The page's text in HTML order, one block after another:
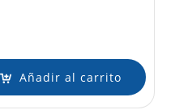
Añadir al carrito